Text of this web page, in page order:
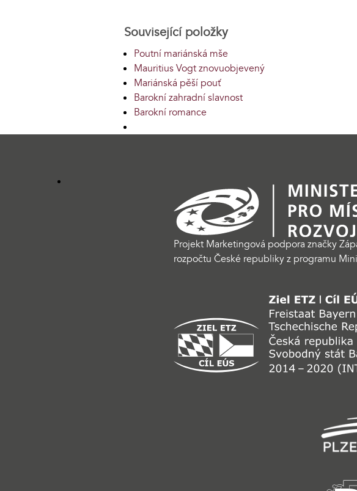
Související položky
Poutní mariánská mše
Mauritius Vogt znovuobjevený
Mariánská pěší pouť
Barokní zahradní slavnost
Barokní romance
Projekt Marketingová podpora značky
rozpočtu České republiky z programu